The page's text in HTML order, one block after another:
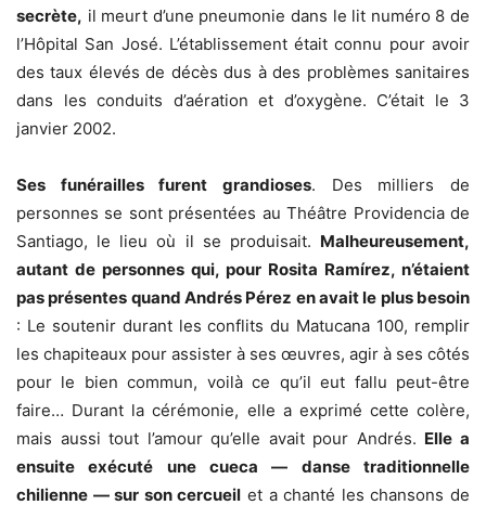
secrète, il meurt d’une pneumonie dans le lit numéro 8 de
l’Hôpital San José. L’établissement était connu pour avoir
des taux élevés de décès dus à des problèmes sanitaires
dans les conduits d’aération et d’oxygène. C’était le 3
janvier 2002.
Ses funérailles furent grandioses. Des milliers de
personnes se sont présentées au Théâtre Providencia de
Santiago, le lieu où il se produisait. Malheureusement,
autant de personnes qui, pour Rosita Ramírez, n’étaient
pas présentes quand Andrés Pérez en avait le plus besoin
: Le soutenir durant les conflits du Matucana 100, remplir
les chapiteaux pour assister à ses œuvres, agir à ses côtés
pour le bien commun, voilà ce qu’il eut fallu peut-être
faire… Durant la cérémonie, elle a exprimé cette colère,
mais aussi tout l’amour qu’elle avait pour Andrés. Elle a
ensuite exécuté une cueca — danse traditionnelle
chilienne — sur son cercueil et a chanté les chansons de